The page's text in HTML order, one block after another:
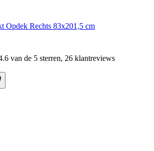
Opdek Rechts 83x201,5 cm
van de 5 sterren, 26 klantreviews